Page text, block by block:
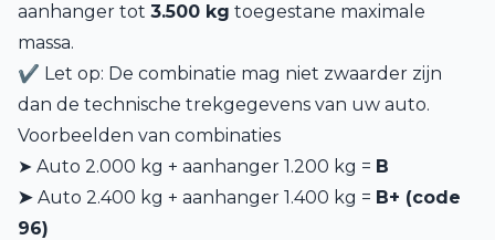
aanhanger tot 3.500 kg toegestane maximale
massa.
✔ Let op: De combinatie mag niet zwaarder zijn
dan de technische trekgegevens van uw auto.
Voorbeelden van combinaties
➤ Auto 2.000 kg + aanhanger 1.200 kg = B
➤ Auto 2.400 kg + aanhanger 1.400 kg = B+ (code
96)